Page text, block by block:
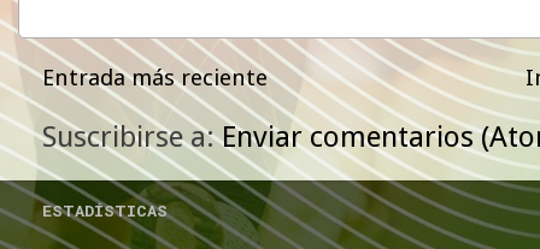
Entrada más reciente
Suscribirse a:Enviar comentarios
ESTADÍSTICAS